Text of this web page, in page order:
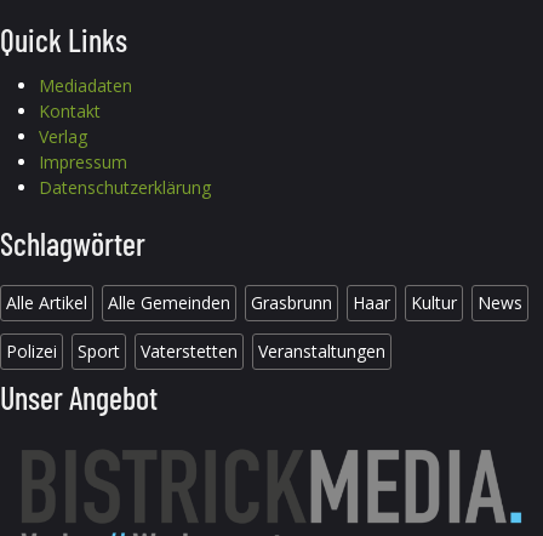
Quick Links
Mediadaten
Kontakt
Verlag
Impressum
Datenschutzerklärung
Schlagwörter
Alle Artikel Alle Gemeinden Grasbrunn Haar Kultur News
Polizei Sport Vaterstetten Veranstaltungen
Unser Angebot